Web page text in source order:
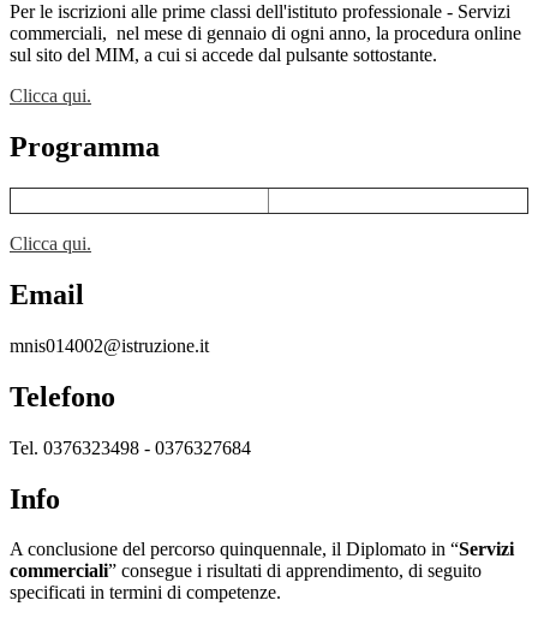
Per le iscrizioni alle prime classi dell'istituto professionale - Servizi
commerciali, nel mese di gennaio di ogni anno, la procedura online
sul sito del MIM, a cui si accede dal pulsante sottostante.
Clicca qui.
Programma
Clicca qui.
Email
mnis014002@istruzione.it
Telefono
Tel. 0376323498 - 0376327684
Info
A conclusione del percorso quinquennale, il Diplomato in “Servizi
commerciali” consegue i risultati di apprendimento, di seguito
specificati in termini di competenze.